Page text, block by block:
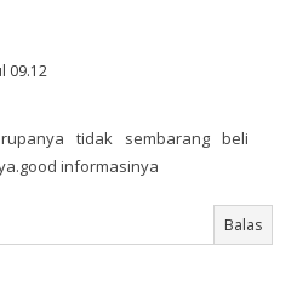
09.12
tidak sembarang beli
informasinya
Balas